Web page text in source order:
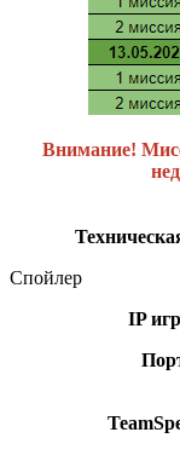
Внимание!
Спойлер
IP